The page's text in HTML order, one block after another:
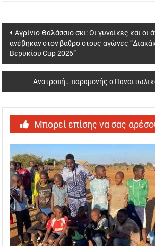
Post
navigation
Αγρίνιο-Θαλάσσιο σκι: Οι γυναίκες και οι
ανέβηκαν στον βάθρο στους αγώνες
Βερυκίου Cup 2026”
Ανατροπή… παραμονής ο
Μπορεί επίσης να σας